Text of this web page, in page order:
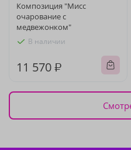
Композиция "Мисс
очарование с
медвежонком"
В наличии
11 570 ₽